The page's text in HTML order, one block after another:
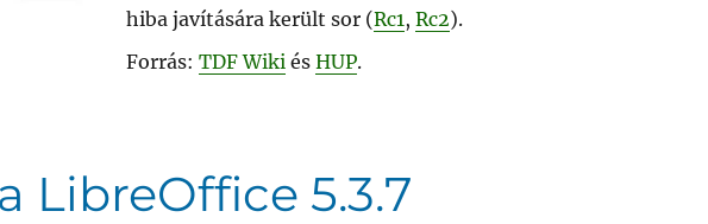
hiba javítására került sor (Rc1, Rc2).
Forrás: TDF Wikiés HUP.
LibreOffice 5.3.7